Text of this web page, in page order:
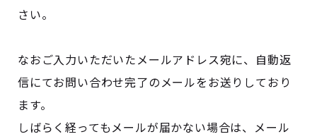
さい。
なおご入力いただいたメールアドレス宛に、自動返
信にてお問い合わせ完了のメールをお送りしており
ます。
しばらく経ってもメールが届かない場合は、メール